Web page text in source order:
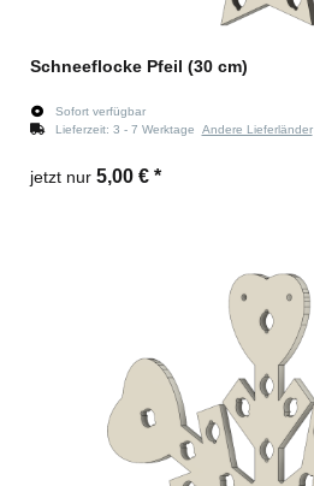
Schneeflocke Pfeil (30 cm)
Sofort verfügbar
Lieferzeit: 3 - 7 Werktage Andere Lieferländer
jetzt nur 5,00 € *